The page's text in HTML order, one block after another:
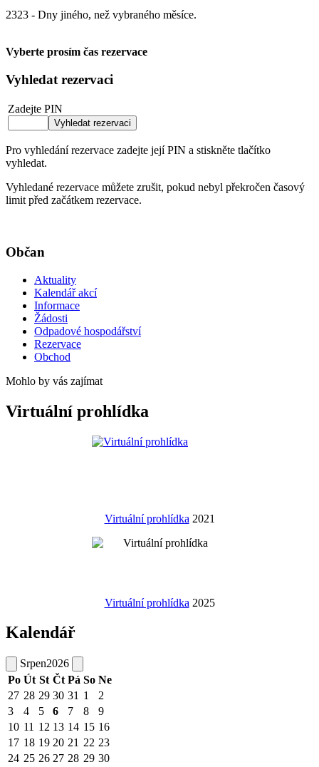
2323 - Dny jiného, než vybraného měsíce.
Vyberte prosím čas rezervace
Vyhledat rezervaci
Zadejte PIN
Pro vyhledání rezervace zadejte její PIN a stiskněte tlačítko
vyhledat.
Vyhledané rezervace můžete zrušit, pokud nebyl překročen časový
limit před začátkem rezervace.
Občan
Aktuality
Kalendář akcí
Informace
Žádosti
Odpadové hospodářství
Rezervace
Obchod
Mohlo by vás zajímat
Virtuální prohlídka
Virtuální prohlídka 2021
Virtuální prohlídka 2025
Kalendář
Srpen2026
Po Út St Čt Pá So Ne
27 28 29 30 31 1
2
3
4 5 6 7 8
9
10 11 12 13 14 15 16
17 18 19 20 21 22 23
24 25 26 27 28 29 30